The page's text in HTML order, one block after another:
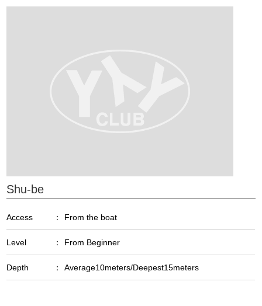
Shu-be
Access ： From the boat
Level ： From Beginner
Depth ： Average10meters/Deepest15meters